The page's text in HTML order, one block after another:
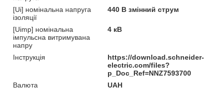
[Ui] номінальна напруга
ізоляції
440 В змінний струм
[Uimp] номінальна
імпульсна витримувана
напру
4 кВ
Інструкція
https://download.schneider-
electric.com/files?
p_Doc_Ref=NNZ7593700
Валюта
UAH